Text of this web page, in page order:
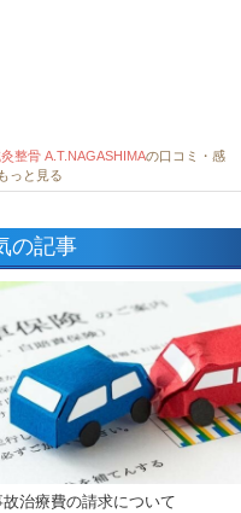
整骨 A.T.NAGASHIMAの口コミ・感
っと見る
の記事
治療費の請求について